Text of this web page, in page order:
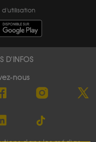
D'INFOS
nous